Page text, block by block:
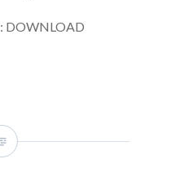
DOWNLOAD